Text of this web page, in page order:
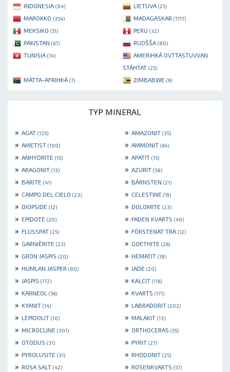
INDONESIA (84) LIETUVA (21)
MAROKKO (354) MADAGASKAR (1717)
MEKSIKO (51) PERU (32)
PAKISTAN (67) RUOŠŠA (80)
TUNISIA (14)
AMERIHKÁ OVTTASTUVVAN
STÁHTAT (25)
MÁTTA-AFRIHKÁ (7) ZIMBABWE (6)
TYP MINERAL
» AGAT (125) » AMAZONIT (35)
» AMETIST (100) » AMMONIT (64)
» ANHYDRITE (15) » APATIT (15)
» ARAGONIT (13) » AZURIT (58)
» BARITE (41) » BÄRNSTEN (21)
» CAMPO DEL CIELO (23) » CELESTINE (19)
» DIOPSIDE (12) » DOLOMITE (23)
» EPIDOTE (20) » FADEN KVARTS (40)
» FLUSSPAT (25) » FÖRSTENAT TRÄ (12)
» GARNIÈRITE (23) » GOETHITE (26)
» GRÖN JASPIS (20) » HEMATIT (18)
» HUMLAN JASPER (80) » JADE (20)
» JASPIS (172) » KALCIT (116)
» KARNEOL (56) » KVARTS (171)
» KYANIT (14) » LABRADORIT (202)
» LEPIDOLIT (10) » MALAKIT (13)
» MICROCLINE (301) » ORTHOCERAS (55)
» OTODUS (31) » PYRIT (27)
» PYROLUSITE (31) » RHODONIT (25)
» ROSA SALT (42) » ROSENKVARTS (57)